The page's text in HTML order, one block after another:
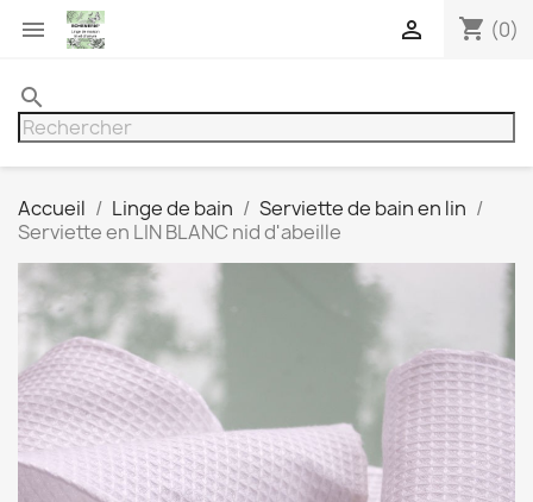
 shopping_cart (0)

search
Accueil Linge de bain
Serviette de bain en lin
Serviette en LIN BLANC nid d'abeille